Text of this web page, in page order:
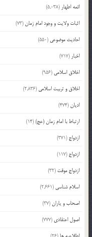
ائمه اطهار (5,038)
اثبات ولایت و وجود امام زمان(73)
احادیث موضوعی (550)
اخبار (717)
اخلاق اسلامی (956)
اخلاق و تربیت اسلامی (2,836)
ادیان(474)
ارتباط با امام زمان (عج)(14)
ازدواج (371)
ازدواج (117)
ازدواج موقت (32)
اسلام شناسی (2,661)
اصحاب و یاران(37)
اصول اعتقادی (777)